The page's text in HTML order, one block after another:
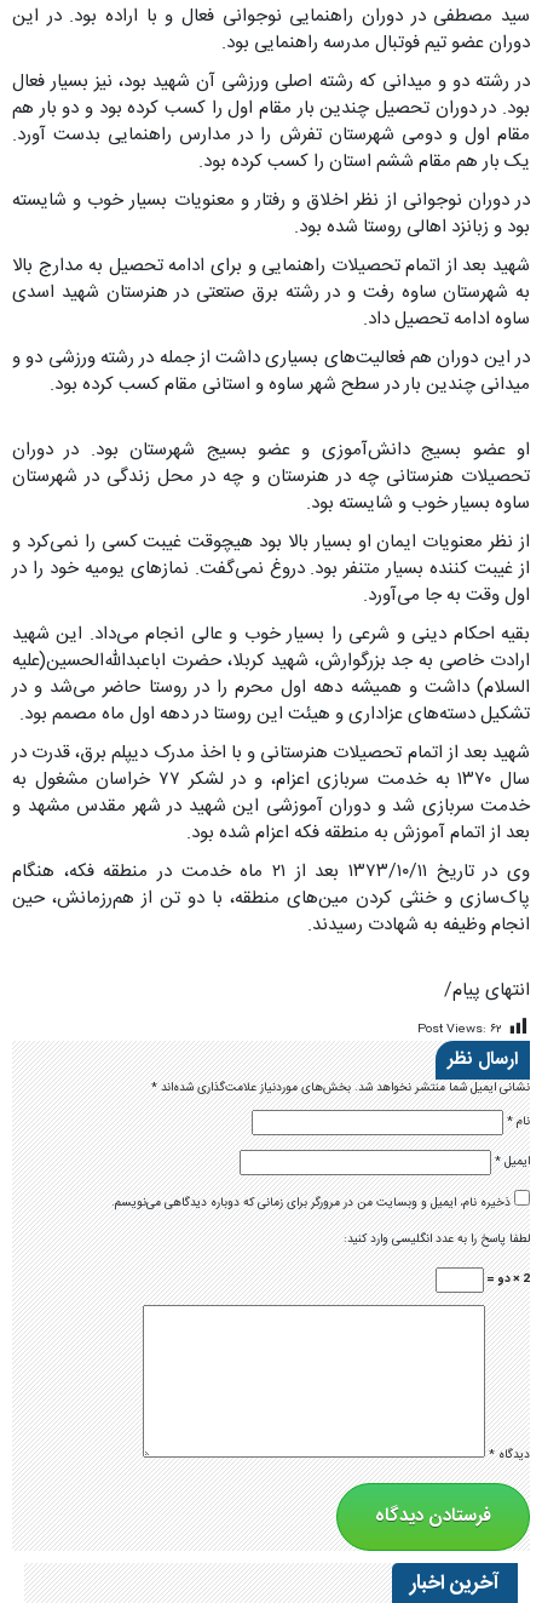
سید مصطفی در دوران راهنمایی نوجوانی فعال و با اراده بود. در این
دوران عضو تیم فوتبال مدرسه راهنمایی بود.
در رشته دو و میدانی که رشته اصلی ورزشی آن شهید بود، نیز بسیار فعال
بود. در دوران تحصیل چندین بار مقام اول را کسب کرده بود و دو بار هم
مقام اول و دومی ‌شهرستان تفرش را در مدارس راهنمایی بدست آورد.
یک بار هم مقام ششم استان را کسب کرده بود.
در دوران نوجوانی از نظر اخلاق و رفتار و معنویات بسیار خوب و شایسته
بود و زبانزد اهالی روستا شده بود.
شهید بعد از اتمام تحصیلات راهنمایی و برای ادامه تحصیل به مدارج بالا
به شهرستان ساوه رفت و در رشته برق صتعتی در هنرستان شهید اسدی
ساوه ادامه تحصیل داد.
در این دوران هم فعالیت‌های بسیاری داشت از جمله در رشته ورزشی دو و
میدانی چندین بار در سطح شهر ساوه و استانی مقام کسب کرده بود.
او عضو بسیج دانش‌آموزی و عضو بسیج شهرستان بود. در دوران
تحصیلات هنرستانی چه در هنرستان و چه در محل زندگی در شهرستان
ساوه بسیار خوب و شایسته بود.
از نظر معنویات ایمان او بسیار بالا بود هیچوقت غیبت کسی را نمی‌کرد و
از غیبت کننده بسیار متنفر بود. دروغ نمی‌گفت. نمازهای یومیه خود را در
اول وقت به جا می‌آورد.
بقیه احکام دینی و شرعی را بسیار خوب و عالی انجام می‌داد. این شهید
ارادت خاصی به جد بزرگوارش، شهید کربلا، حضرت اباعبدالله‌الحسین(علیه
السلام) داشت و همیشه دهه اول محرم را در روستا حاضر می‌شد و در
تشکیل دسته‌های عزاداری و هیئت این روستا در دهه اول ماه مصمم بود.
شهید بعد از اتمام تحصیلات هنرستانی و با اخذ مدرک دیپلم برق، قدرت در
سال ۱۳۷۰ به خدمت سربازی اعزام، و در لشکر ۷۷ خراسان مشغول به
خدمت سربازی شد و دوران آموزشی این شهید در شهر مقدس مشهد و
بعد از اتمام آموزش به منطقه فکه اعزام شده بود.
وی در تاریخ ۱۳۷۳/۱۰/۱۱ بعد از ۲۱ ماه خدمت در منطقه فکه، هنگام
پاک‌سازی و خنثی کردن مین‌های منطقه، با دو تن از هم‌رزمانش، حین
انجام وظیفه به شهادت رسیدند.
انتهای پیام/
Post Views: ۶۲
ارسال نظر
نشانی ایمیل شما منتشر نخواهد شد.بخش‌های موردنیاز علامت‌گذاری شده‌اند*
نام*
ایمیل*
ذخیره نام، ایمیل و وبسایت من در مرورگر برای زمانی که دوباره دیدگاهی می‌نویسم.
لطفا پاسخ را به عدد انگلیسی وارد کنید:
2 × دو =
دیدگاه*
آخرین اخبار